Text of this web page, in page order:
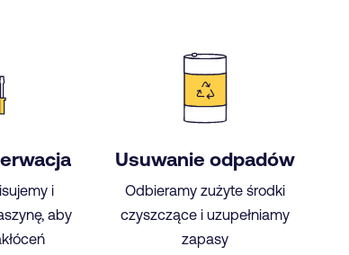
i
aby
Usuwanie odpadów
Odbieramy zużyte środki
czyszczące i uzupełniamy
zapasy